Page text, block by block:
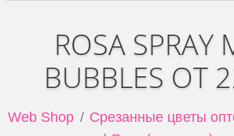
ROSA SPRAY
BUBBLES ОТ
Web Shop
Срезанные цветы